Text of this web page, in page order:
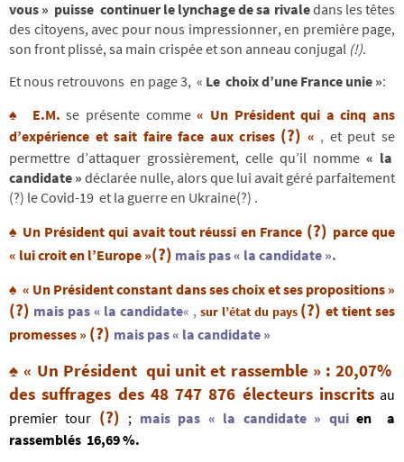
vous » puisse continuerle lynchage de sa rivaledans les têtes
des citoyens, avec pour nous impressionner, en première page,
son front plissé, sa main crispée et son anneau conjugal (!).
Et nous retrouvons en page 3, « Le choix d’une France unie »:
♠ E.M. se présente comme« Un Présidentqui a cinq ans
d’expérience et sait faire face aux crises (?) « , et peut se
permettre d’attaquer grossièrement, celle qu’il nomme « la
candidate » déclarée nulle, alors que lui avait géré parfaitement
(?) le Covid-19 et la guerre en Ukraine(?) .
♠ Un Président qui avait tout réussi en France (?) parce que
« luicroiten l’Europe »(?) mais pas « la candidate ».
♠ « Un Président constant dans ses choix et ses propositions »
(?) mais pas « la candidate« , sur l’état du pays (?) et tient ses
promesses » (?) mais pas « la candidate »
♠ « Un Président qui unit et rassemble » : 20,07%
des suffrages des 48 747 876 électeurs inscritsau
premier tour (?) ; mais pas « la candidate » quien a
rassemblés 16,69 %.